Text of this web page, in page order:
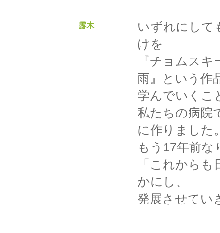
露木
いずれにして
けを
『チョムス
雨』という作
学んでいくこ
私たちの病院
に作りました
もう17年前
「これから
かにし、
発展させてい